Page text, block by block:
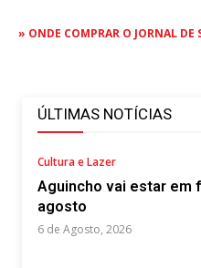
» ONDE COMPRAR O JORNAL
ÚLTIMAS NOTÍCIAS
Cultura e Lazer
Aguincho vai estar em
agosto
6 de Agosto, 2026